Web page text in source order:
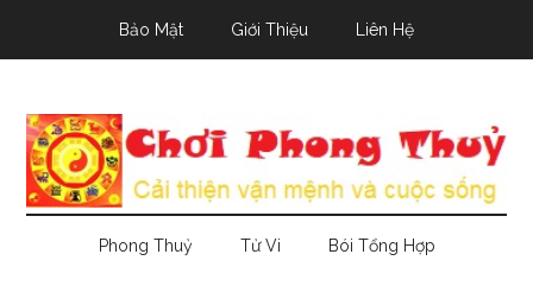
Bảo Mật Giới Thiệu Liên Hệ
Phong Thuỷ Tử Vi Bói Tổng Hợp